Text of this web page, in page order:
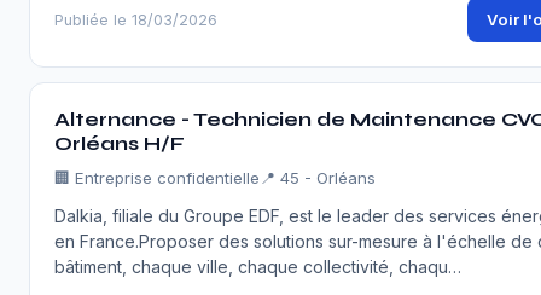
Publiée le 18/03/2026 Voir
Alternance - Technicien de Maintenance
Orléans H/F
🏢 Entreprise confidentielle 📍 45 - Orléans
Dalkia, filiale du Groupe EDF, est le leader des services
en France.Proposer des solutions sur-mesure à l'échelle de
bâtiment, chaque ville, chaque collectivité, chaqu…